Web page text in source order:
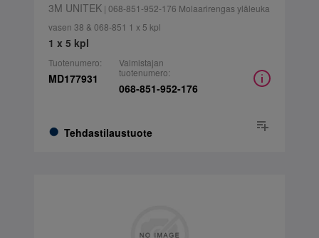
3M UNITEK| 068-851-952-176 Molaarirengas yläleuka
vasen 38 & 068-851 1 x 5 kpl
1 x 5 kpl
Tuotenumero:
MD177931
Tehdastilaustuote
Valmistajan
tuotenumero:
068-851-952-176